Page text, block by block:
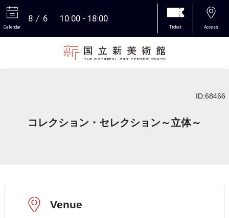
Calendar
8 6 10:00 18:00
Ticket Access
ID:68466
コレクション・セレクション～立体～
Venue